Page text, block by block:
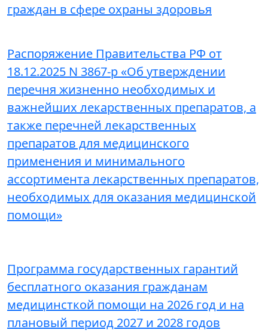
граждан в сфере охраны здоровья
Распоряжение Правительства РФ от
18.12.2025 N 3867-р «Об утверждении
перечня жизненно необходимых и
важнейших лекарственных препаратов, а
также перечней лекарственных
препаратов для медицинского
применения и минимального
ассортимента лекарственных препаратов,
необходимых для оказания медицинской
помощи»
Программа государственных гарантий
бесплатного оказания гражданам
медицинсткой помощи на 2026 год и на
плановый период 2027 и 2028 годов